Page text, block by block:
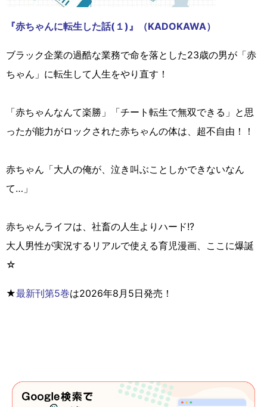
『赤ちゃんに転生した話(１)』（KADOKAWA）
ブラック企業の過酷な業務で命を落とした23歳の男が「赤
ちゃん」に転生して人生をやり直す！
「赤ちゃんなんて楽勝」「チート転生で無双できる」と思
ったが能力がロックされた赤ちゃんの体は、超不自由！！
赤ちゃん「大人の俺が、泣き叫ぶことしかできないなん
て…」
赤ちゃんライフは、社畜の人生よりハード!?
大人男性が実況するリアルで使える育児漫画、ここに爆誕
☆
★最新刊第5巻は2026年8月5日発売！